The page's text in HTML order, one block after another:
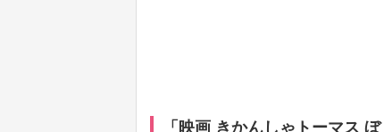
「映画 きかんしゃトーマス